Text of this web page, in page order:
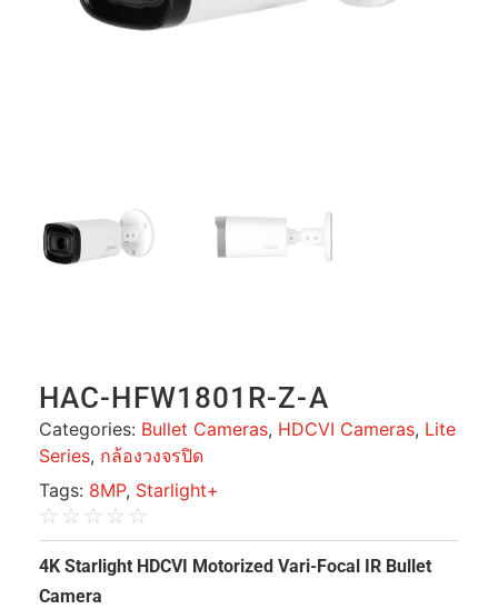
HAC-HFW1801R-Z-A
Categories: Bullet Cameras, HDCVI Cameras, Lite
Series, กล้องวงจรปิด
Tags: 8MP, Starlight+
☆ ☆ ☆ ☆ ☆
4K Starlight HDCVI Motorized Vari-Focal IR Bullet
Camera